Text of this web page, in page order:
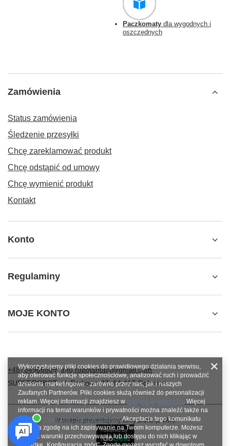
Paczkomaty dla wygodnych i
oszczędnych
Zamówienia
Status zamówienia
Śledzenie przesyłki
Chcę zareklamować produkt
Chcę odstąpić od umowy
Chcę wymienić produkt
Kontakt
Konto
Regulaminy
MOJE KONTO
+48784966809 info.robotshops@gmail.com
SUPERROBOT,ul. Parkowa 27,64-117Gołanice
W sklepie prezentujemy ceny brutto (z VAT).
Wykorzystujemy pliki cookies do prawidłowego działania serwisu,
aby oferować funkcje społecznościowe, analizować ruch i prowadzić
działania marketingowe - zarówno przez nas, jak i naszych
Zaufanych Partnerów. Pliki cookies służą również do personalizacji
reklam. Więcej informacji znajdziesz w polityce prywatności. Więcej
informacji na temat warunków i prywatności można znaleźć także na
stronie Prywatność i warunki Google. Akceptacja tego komunikatu
oznacza zgodę na ich zapisywanie na Twoim komputerze. Możesz
określić warunki przechowywania lub dostępu do nich klikając w